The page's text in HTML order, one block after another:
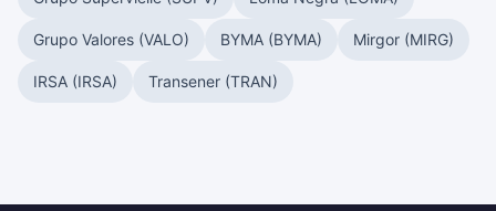
Grupo Valores (VALO) BYMA (BYMA) Mirgor (MIRG)
IRSA (IRSA) Transener (TRAN)